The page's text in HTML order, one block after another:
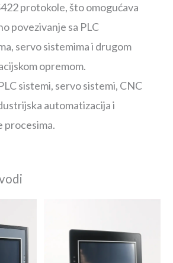
protokole, što omogućava
povezivanje sa PLC
servo sistemima i drugom
opremom.
sistemi, servo sistemi, CNC
automatizacija i
procesima.